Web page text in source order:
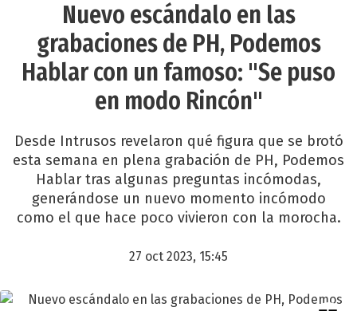
Nuevo escándalo en las
grabaciones de PH, Podemos
Hablar con un famoso: "Se puso
en modo Rincón"
Desde Intrusos revelaron qué figura que se brotó
esta semana en plena grabación de PH, Podemos
Hablar tras algunas preguntas incómodas,
generándose un nuevo momento incómodo
como el que hace poco vivieron con la morocha.
27 oct 2023, 15:45